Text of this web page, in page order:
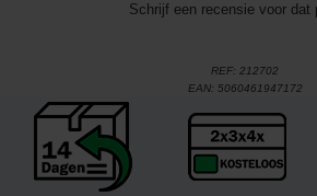
Schrijf een recensie voor dat
REF: 212702
EAN: 5060461947172